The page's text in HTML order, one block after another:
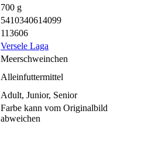
700 g
5410340614099
113606
Versele Laga
Meerschweinchen
Alleinfuttermittel
Adult, Junior, Senior
Farbe kann vom Originalbild
abweichen